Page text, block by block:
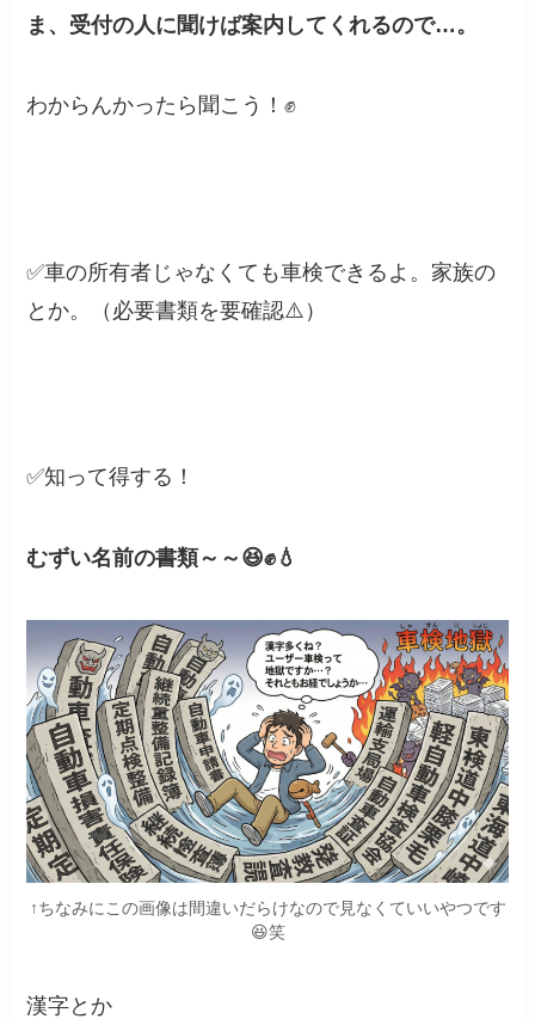
ま、受付の人に聞けば案内してくれるので…。
わからんかったら聞こう！✊
✅車の所有者じゃなくても車検できるよ。家族の
とか。（必要書類を要確認⚠️）
✅知って得する！
むずい名前の書類～～😆✊💧
↑ちなみにこの画像は間違いだらけなので見なくていいやつです
😆笑
漢字とか